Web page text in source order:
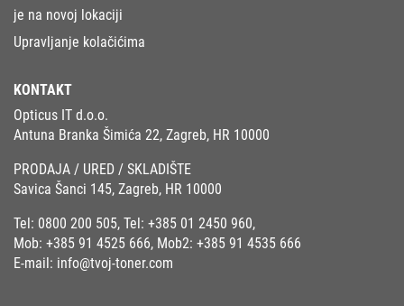
je na novoj lokaciji
Upravljanje kolačićima
KONTAKT
Opticus IT d.o.o.
Antuna Branka Šimića 22, Zagreb, HR 10000
PRODAJA / URED / SKLADIŠTE
Savica Šanci 145, Zagreb, HR 10000
Tel: 0800 200 505, Tel: +385 01 2450 960,
Mob: +385 91 4525 666, Mob2: +385 91 4535 666
E-mail: info@tvoj-toner.com